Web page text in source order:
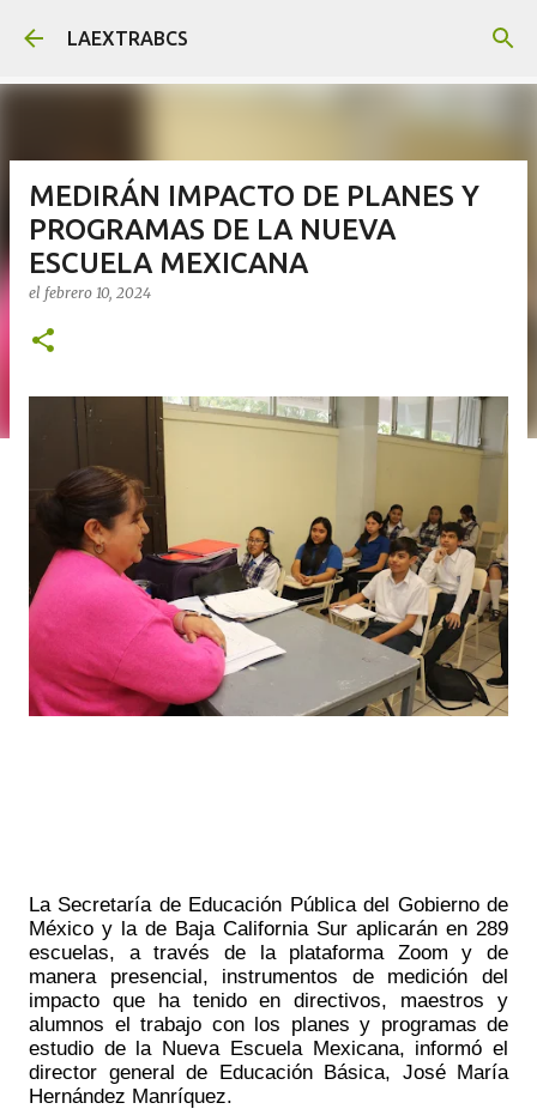
Ir al contenido principal
LAEXTRABCS
MEDIRÁN IMPACTO DE PLANES Y
PROGRAMAS DE LA NUEVA
ESCUELA MEXICANA
el febrero 10, 2024
La Secretaría de Educación Pública del Gobierno de
México y la de Baja California Sur aplicarán en 289
escuelas, a través de la plataforma Zoom y de
manera presencial, instrumentos de medición del
impacto que ha tenido en directivos, maestros y
alumnos el trabajo con los planes y programas de
estudio de la Nueva Escuela Mexicana, informó el
director general de Educación Básica, José María
Hernández Manríquez.